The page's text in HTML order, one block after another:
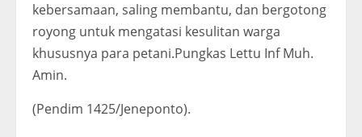
kebersamaan, saling membantu, dan bergotong
royong untuk mengatasi kesulitan warga
khususnya para petani.Pungkas Lettu Inf Muh.
Amin.
(Pendim 1425/Jeneponto).